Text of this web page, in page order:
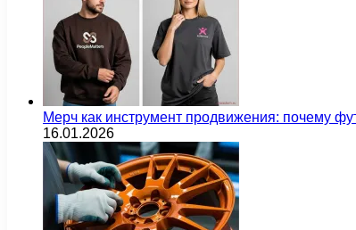
Мерч как инструмент продвижения: почему
16.01.2026